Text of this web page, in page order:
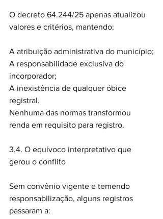
O decreto 64.244/25 apenas atualizou
valores e critérios, mantendo:
A atribuição administrativa do município;
A responsabilidade exclusiva do
incorporador;
A inexistência de qualquer óbice
registral.
Nenhuma das normas transformou
renda em requisito para registro.
3.4. O equívoco interpretativo que
gerou o conflito
Sem convênio vigente e temendo
responsabilização, alguns registros
passaram a: